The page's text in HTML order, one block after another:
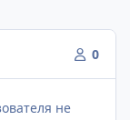
0
не